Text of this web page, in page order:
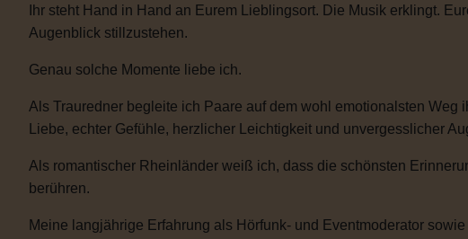
Ihr steht Hand in Hand an Eurem Lieblingsort. Die Musik erklingt.
Augenblick stillzustehen.
Genau solche Momente liebe ich.
Als Trauredner begleite ich Paare auf dem wohl emotionalsten
Liebe, echter Gefühle, herzlicher Leichtigkeit und unvergesslicher
Als romantischer Rheinländer weiß ich, dass die schönsten
berühren.
Meine langjährige Erfahrung als Hörfunk- und Eventmoderator